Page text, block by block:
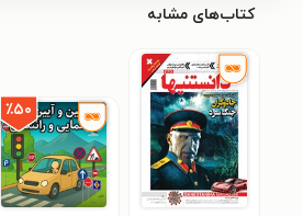
کتاب‌های مشابه
٪۵۰